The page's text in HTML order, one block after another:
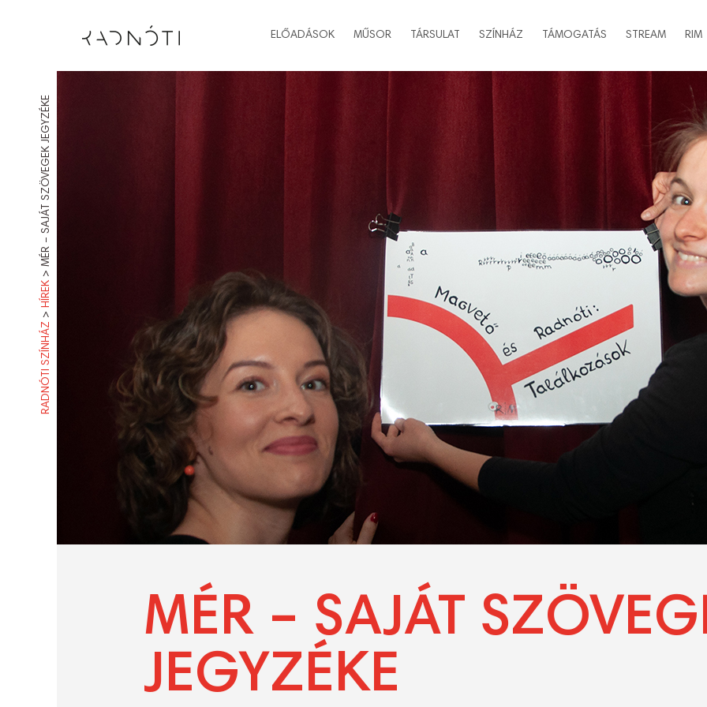
ELŐADÁSOK MŰSOR TÁRSULAT SZÍNHÁZ TÁMOGATÁS STREAM RIM
RADNÓTI SZÍNHÁZ
>
HÍREK
>
MÉR – SAJÁT SZÖVEGEK JEGYZÉKE
MÉR – SAJÁT
JEGYZÉKE